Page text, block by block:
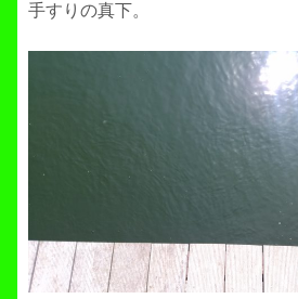
手すりの真下。